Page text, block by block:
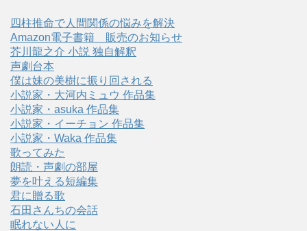
四柱推命で人間関係の悩みを解決
Amazon電子書籍 販売のお知らせ
芥川龍之介 小説 独自解釈
声劇台本
僕は妹の美樹に振り回される
小説家・大河内ミュウ 作品集
小説家・asuka 作品集
小説家・イーチョン 作品集
小説家・Waka 作品集
歌ってみた
朗読・声劇の部屋
夢を叶える短編集
君に贈る歌
石田さんちの会話
眠れない人に